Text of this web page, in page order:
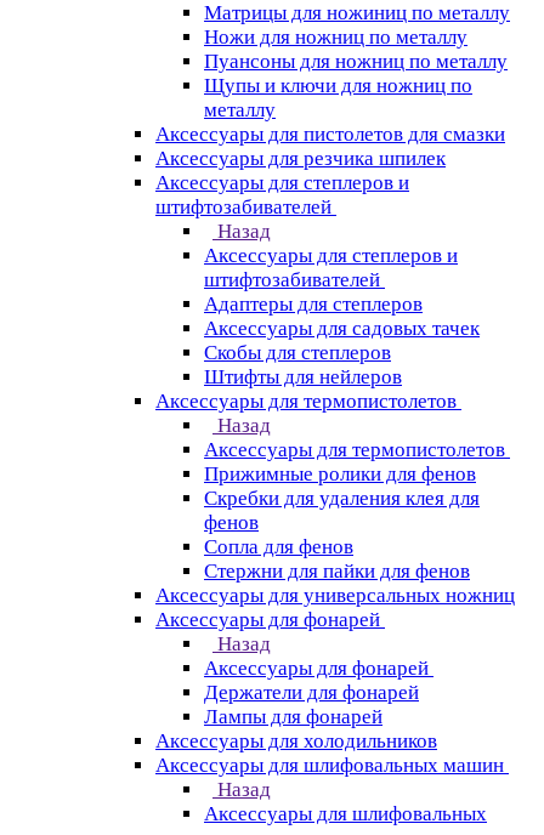
Матрицы для ножиниц по металлу
Ножи для ножниц по металлу
Пуансоны для ножниц по металлу
Щупы и ключи для ножниц по
металлу
Аксессуары для пистолетов для смазки
Аксессуары для резчика шпилек
Аксессуары для степлеров и
штифтозабивателей
Назад
Аксессуары для степлеров и
штифтозабивателей
Адаптеры для степлеров
Аксессуары для садовых тачек
Скобы для степлеров
Штифты для нейлеров
Аксессуары для термопистолетов
Назад
Аксессуары для термопистолетов
Прижимные ролики для фенов
Скребки для удаления клея для
фенов
Сопла для фенов
Стержни для пайки для фенов
Аксессуары для универсальных ножниц
Аксессуары для фонарей
Назад
Аксессуары для фонарей
Держатели для фонарей
Лампы для фонарей
Аксессуары для холодильников
Аксессуары для шлифовальных машин
Назад
Аксессуары для шлифовальных